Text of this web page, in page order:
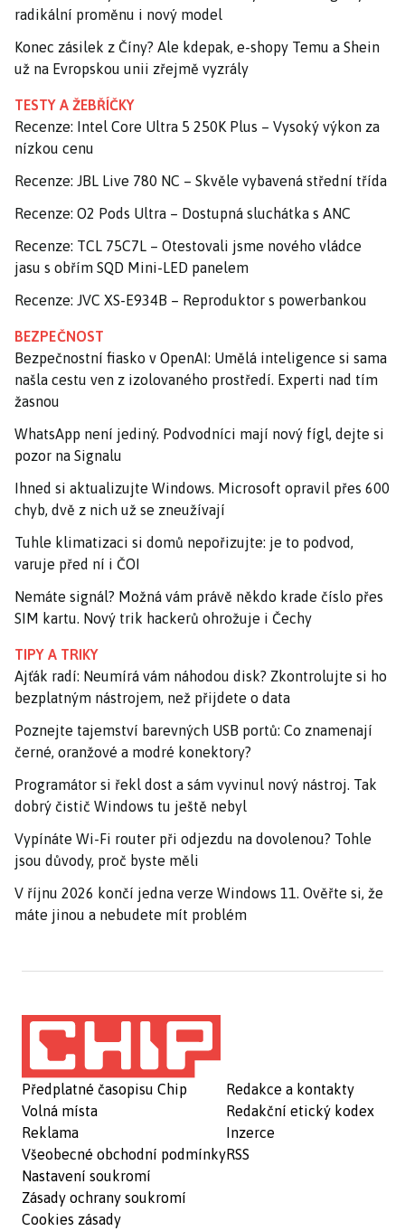
radikální proměnu i nový model
Konec zásilek z Číny? Ale kdepak, e-shopy Temu a Shein
už na Evropskou unii zřejmě vyzrály
TESTY A ŽEBŘÍČKY
Recenze: Intel Core Ultra 5 250K Plus – Vysoký výkon za
nízkou cenu
Recenze: JBL Live 780 NC – Skvěle vybavená střední třída
Recenze: O2 Pods Ultra – Dostupná sluchátka s ANC
Recenze: TCL 75C7L – Otestovali jsme nového vládce
jasu s obřím SQD Mini-LED panelem
Recenze: JVC XS-E934B – Reproduktor s powerbankou
BEZPEČNOST
Bezpečnostní fiasko v OpenAI: Umělá inteligence si sama
našla cestu ven z izolovaného prostředí. Experti nad tím
žasnou
WhatsApp není jediný. Podvodníci mají nový fígl, dejte si
pozor na Signalu
Ihned si aktualizujte Windows. Microsoft opravil přes 600
chyb, dvě z nich už se zneužívají
Tuhle klimatizaci si domů nepořizujte: je to podvod,
varuje před ní i ČOI
Nemáte signál? Možná vám právě někdo krade číslo přes
SIM kartu. Nový trik hackerů ohrožuje i Čechy
TIPY A TRIKY
Ajťák radí: Neumírá vám náhodou disk? Zkontrolujte si ho
bezplatným nástrojem, než přijdete o data
Poznejte tajemství barevných USB portů: Co znamenají
černé, oranžové a modré konektory?
Programátor si řekl dost a sám vyvinul nový nástroj. Tak
dobrý čistič Windows tu ještě nebyl
Vypínáte Wi-Fi router při odjezdu na dovolenou? Tohle
jsou důvody, proč byste měli
V říjnu 2026 končí jedna verze Windows 11. Ověřte si, že
máte jinou a nebudete mít problém
Předplatné časopisu Chip
Volná místa
Reklama
Všeobecné obchodní podmínky
Nastavení soukromí
Zásady ochrany soukromí
Cookies zásady
Redakce a kontakty
Redakční etický kodex
Inzerce
RSS